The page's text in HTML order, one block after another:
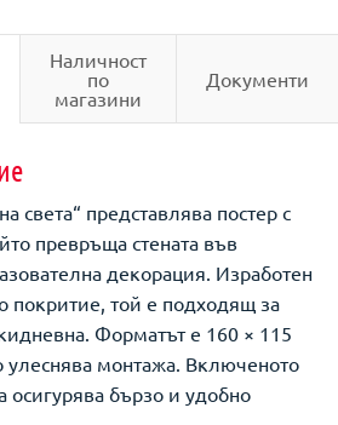
Наличност
по
магазини
Документи
света“ представлява постер с
превръща стената във
декорация. Изработен
покритие, той е подходящ за
Форматът е 160 × 115
улеснява монтажа. Включеното
осигурява бързо и удобно